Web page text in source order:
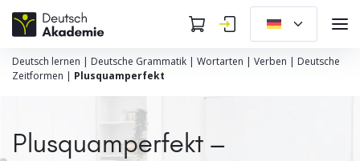
Deutsch lernen | Deutsche Grammatik | Wortarten | Verben | Deutsche
Zeitformen | Plusquamperfekt
Plusquamperfekt –